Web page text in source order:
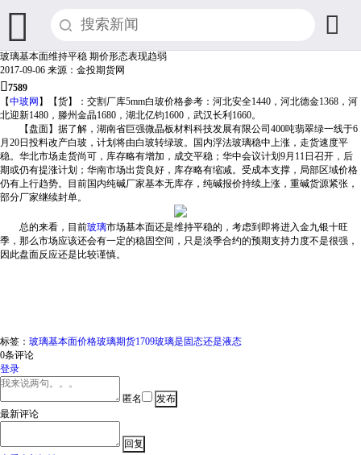
 
玻璃基本面维持平稳 期价形态表现趋弱
2017-09-06 来源：金投期货网
7589
【中玻网】【货】：交割厂库5mm白玻价格参考：河北安全1440，河北德金1368，河
北迎新1480，滕州金晶1680，湖北亿钧1600，武汉长利1660。
【盘面】据了解，湖南省巨强微晶板材料科技发展有限公司400吨翡翠绿一线于6
月20日投料改产白玻，计划将由白玻转绿玻。国内浮法玻璃稳中上涨，走货速度平
稳。华北市场走货尚可，库存略有增加，成交平稳；华中会议计划9月11日召开，后
期或仍有提涨计划；华南市场出货良好，库存略有缩减。受成本支撑，局部区域价格
仍有上行趋势。目前国内纯碱厂家基本无库存，纯碱报价持续上涨，重碱货源紧张，
部分厂家继续封单。
总的来看，目前玻璃市场基本面还是维持平稳的，考虑到即将进入金九银十旺
季，那么市场应该还会有一定的稳固空间，只是淡季合约的预期支持力度不是很强，
因此盘面反应还是比较谨慎。
标签： 玻璃基本面价格玻璃期货1709玻璃是固态还是液态
0条评论
登录
匿名
最新评论